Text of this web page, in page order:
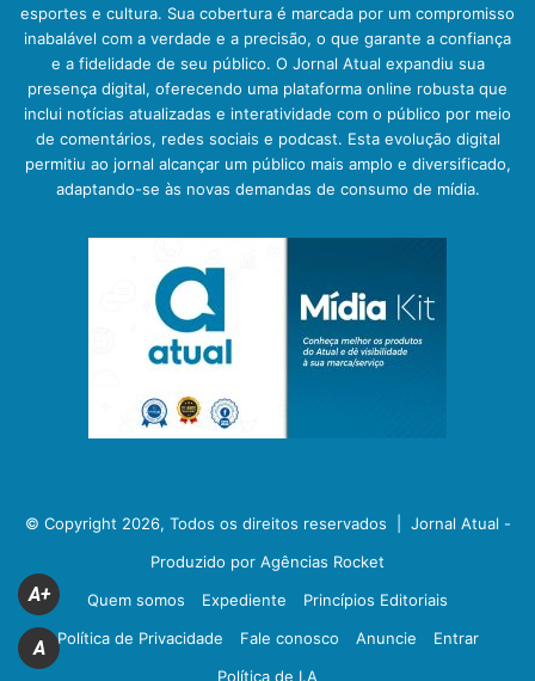
esportes e cultura. Sua cobertura é marcada por um compromisso
inabalável com a verdade e a precisão, o que garante a confiança
e a fidelidade de seu público. O Jornal Atual expandiu sua
presença digital, oferecendo uma plataforma online robusta que
inclui notícias atualizadas e interatividade com o público por meio
de comentários, redes sociais e podcast. Esta evolução digital
permitiu ao jornal alcançar um público mais amplo e diversificado,
adaptando-se às novas demandas de consumo de mídia.
© Copyright 2026, Todos os direitos reservados | Jornal Atual -
Produzido por Agências Rocket
Quem somos
Expediente
Princípios Editoriais
Política de Privacidade
Fale conosco Anuncie
Entrar
Política de I.A
A+
A